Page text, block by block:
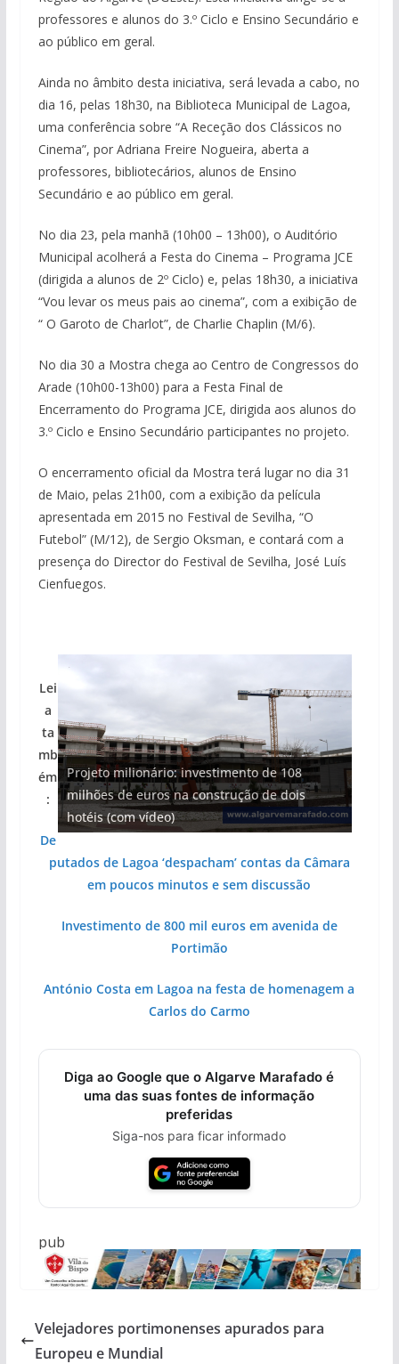
professores e alunos do 3.º Ciclo e Ensino Secundário e
ao público em geral.
Ainda no âmbito desta iniciativa, será levada a cabo, no
dia 16, pelas 18h30, na Biblioteca Municipal de Lagoa,
uma conferência sobre “A Receção dos Clássicos no
Cinema”, por Adriana Freire Nogueira, aberta a
professores, bibliotecários, alunos de Ensino
Secundário e ao público em geral.
No dia 23, pela manhã (10h00 – 13h00), o Auditório
Municipal acolherá a Festa do Cinema – Programa JCE
(dirigida a alunos de 2º Ciclo) e, pelas 18h30, a iniciativa
“Vou levar os meus pais ao cinema”, com a exibição de
“ O Garoto de Charlot”, de Charlie Chaplin (M/6).
No dia 30 a Mostra chega ao Centro de Congressos do
Arade (10h00-13h00) para a Festa Final de
Encerramento do Programa JCE, dirigida aos alunos do
3.º Ciclo e Ensino Secundário participantes no projeto.
O encerramento oficial da Mostra terá lugar no dia 31
de Maio, pelas 21h00, com a exibição da película
apresentada em 2015 no Festival de Sevilha, “O
Futebol” (M/12), de Sergio Oksman, e contará com a
presença do Director do Festival de Sevilha, José Luís
Cienfuegos.
Projeto milionário: investimento de 108
milhões de euros na construção de dois
hotéis (com vídeo)
Foto do dia: uma cidade algarvia que cresceu
entre redes e fábricas
Tempestades roubam areia de praias e põem
arribas em risco no Algarve (com vídeo)
Milagre da água. Fontes emblemáticas do
Algarve voltam a ter vida (com vídeo)
Tapas do mar a 3 euros cada. Nova rota
gastronómica nasce no Algarve
Lei
a
ta
mb
ém
:
De
putados de Lagoa ‘despacham’ contas da Câmara
em poucos minutos e sem discussão
Investimento de 800 mil euros em avenida de
Portimão
António Costa em Lagoa na festa de homenagem a
Carlos do Carmo
Diga ao Google que o Algarve Marafado é
uma das suas fontes de informação
preferidas
Siga-nos para ficar informado
pub
Velejadores portimonenses apurados para
Europeu e Mundial